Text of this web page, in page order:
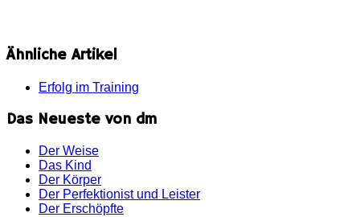
Ähnliche Artikel
Erfolg im Training
Das Neueste von dm
Der Weise
Das Kind
Der Körper
Der Perfektionist und Leister
Der Erschöpfte